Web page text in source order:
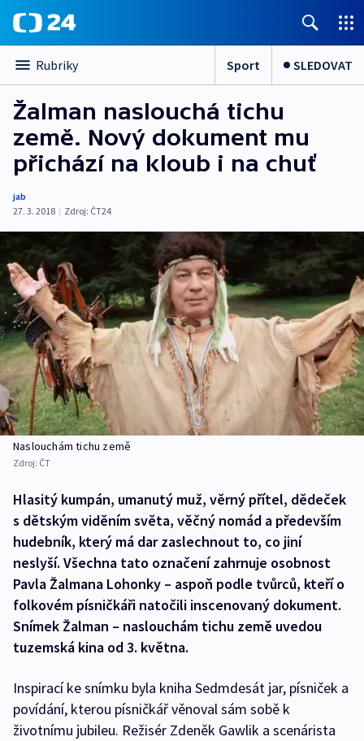
Rubriky Sport SLEDOVAT
Žalman naslouchá tichu
země. Nový dokument mu
přichází na kloub i na chuť
jab
27. 3. 2018 | Zdroj: ČT24
Naslouchám tichu země
Zdroj: ČT
Hlasitý kumpán, umanutý muž, věrný přítel, dědeček
s dětským viděním světa, věčný nomád a především
hudebník, který má dar zaslechnout to, co jiní
neslyší. Všechna tato označení zahrnuje osobnost
Pavla Žalmana Lohonky – aspoň podle tvůrců, kteří o
folkovém písničkáři natočili inscenovaný dokument.
Snímek Žalman – naslouchám tichu země uvedou
tuzemská kina od 3. května.
Inspirací ke snímku byla kniha Sedmdesát jar, písniček a
povídání, kterou písničkář věnoval sám sobě k
životnímu jubileu. Režisér Zdeněk Gawlik a scenárista